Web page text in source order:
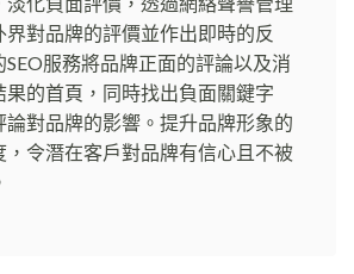
界對品牌的評價並作出即時的反
服務將品牌正面的評論以及消
果的首頁，同時找出負面關鍵字
論對品牌的影響。提升品牌形象的
，令潛在客戶對品牌有信心且不被